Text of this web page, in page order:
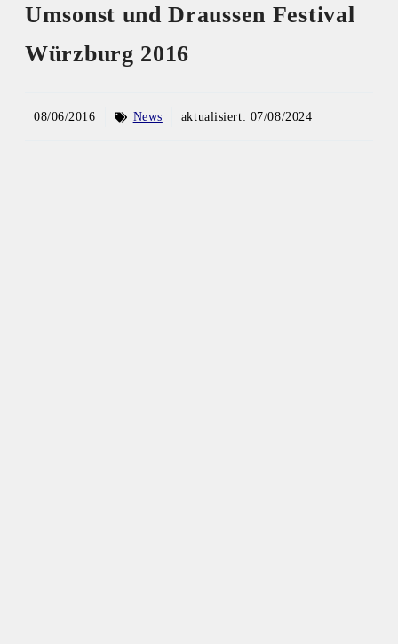
Umsonst und Draussen Festival
Würzburg 2016
08/06/2016 News aktualisiert: 07/08/2024